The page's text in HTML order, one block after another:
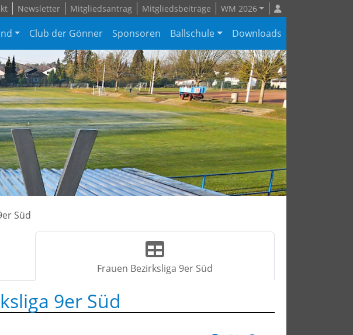
Newsletter Mitgliedsantrag Mitgliedsbeiträge WM 2026
Club der Gönner Sponsoren Ballschule Downloads
Süd
Frauen Bezirksliga 9er Süd
9er Süd